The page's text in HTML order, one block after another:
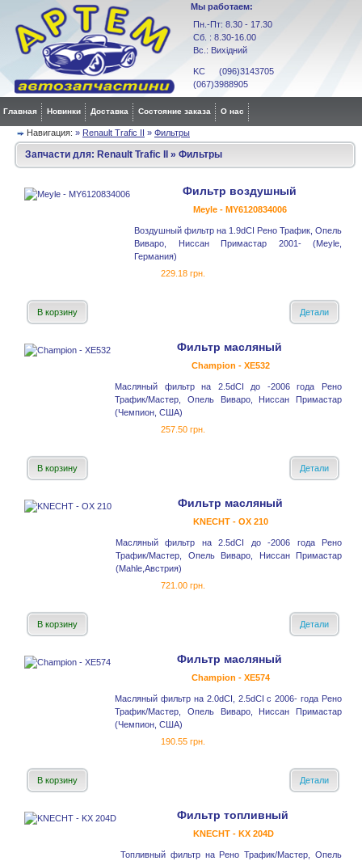
Мы работаем:
Пн.-Пт: 8.30 - 17.30
Сб. : 8.30-16.00
Вс.: Вихідний
KC (096)3143705
(067)3988905
Главная Новинки Доставка Состояние заказа О нас
Навигация: » Renault Trafic II » Фильтры
Запчасти для: Renault Trafic II » Фильтры
Фильтр воздушный
Meyle - MY6120834006
Воздушный фильтр на 1.9dCI Рено Трафик, Опель
Виваро, Ниссан Примастар 2001- (Meyle,
Германия)
229.18 грн.
В корзину Детали
Фильтр масляный
Champion - XE532
Масляный фильтр на 2.5dCI до -2006 года Рено
Трафик/Мастер, Опель Виваро, Ниссан Примастар
(Чемпион, США)
257.50 грн.
В корзину Детали
Фильтр масляный
KNECHT - OX 210
Масляный фильтр на 2.5dCI до -2006 года Рено
Трафик/Мастер, Опель Виваро, Ниссан Примастар
(Mahle,Австрия)
721.00 грн.
В корзину Детали
Фильтр масляный
Champion - XE574
Масляный фильтр на 2.0dCI, 2.5dCI с 2006- года Рено
Трафик/Мастер, Опель Виваро, Ниссан Примастар
(Чемпион, США)
190.55 грн.
В корзину Детали
Фильтр топливный
KNECHT - KX 204D
Топливный фильтр на Рено Трафик/Мастер, Опель